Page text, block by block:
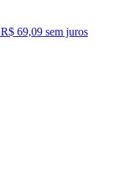
R$ 69,09 sem juros